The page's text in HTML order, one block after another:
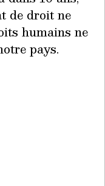
de droit ne
humains ne
pays.